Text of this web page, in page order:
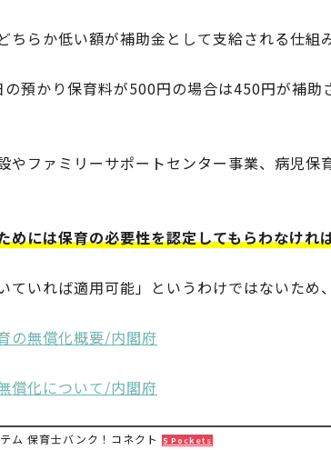
らか低い額が補助金として支給される仕組み
預かり保育料が500円の場合は450円が補助
やファミリーサポートセンター事業、病児保
めには保育の必要性を認定してもらわなけれ
ていれば適用可能」というわけではないため
の無償化概要/内閣府
償化について/内閣府
ム 保育士バンク！コネクト 5 Pockets